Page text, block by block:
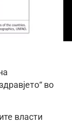
во
власти